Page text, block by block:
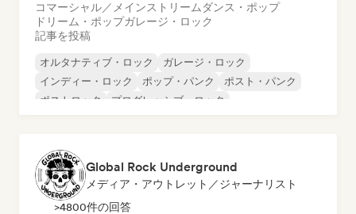
コマーシャル／メインストリーム ダンス・ポップ
ドリーム・ポップガレージ・ロック
記事を投稿
オルタナティブ・ロック
ガレージ・ロック
インディー・ロック
ポップ・パンク
ポスト・パンク
ポストロック
プログレッシブ・ロック
Global Rock Underground
メディア・アウトレット／ジャーナリスト
>4800件の回答